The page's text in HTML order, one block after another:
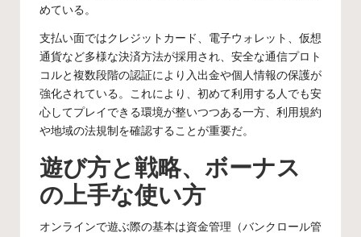
めている。
支払い面ではクレジットカード、電子ウォレット、仮想
通貨など多様な決済方法が採用され、安全な通信プロト
コルと複数段階の認証により入出金や個人情報の保護が
強化されている。これにより、初めて利用する人でも安
心してプレイできる環境が整いつつある一方、利用規約
や地域の法規制を確認することが重要だ。
遊び方と戦略、ボーナス
の上手な使い方
オンラインで遊ぶ際の基本は資金管理（バンクロール管